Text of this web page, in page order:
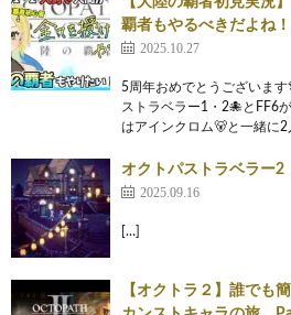
覇者もやるべきだよね！
2025.10.27
5周年おめでとうございま
ストラベラー1・2🐙とFF6
はアインクロム🐻と一緒に2
オクトパストラベラー
2025.09.16
[…]
【オクトラ２】誰でも